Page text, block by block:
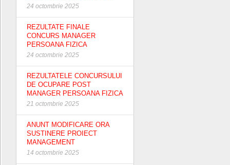
24 octombrie 2025
REZULTATE FINALE
CONCURS MANAGER
PERSOANA FIZICA
24 octombrie 2025
REZULTATELE CONCURSULUI
DE OCUPARE POST
MANAGER PERSOANA FIZICA
21 octombrie 2025
ANUNT MODIFICARE ORA
SUSTINERE PROIECT
MANAGEMENT
14 octombrie 2025